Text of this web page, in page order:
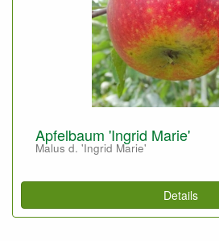
Apfelbaum 'Ingrid Marie'
Malus d. 'Ingrid Marie'
Details